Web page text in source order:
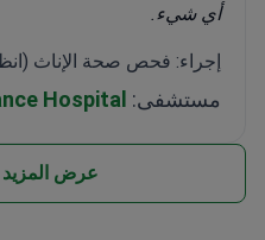
أي شيء.
إجراء: فحص صحة الإناث
مستشفى: Hospital
عرض المزيد